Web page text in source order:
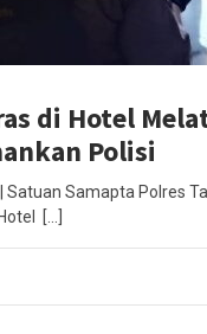
di Hotel
Polisi
Satuan Samapta Polres
[…]